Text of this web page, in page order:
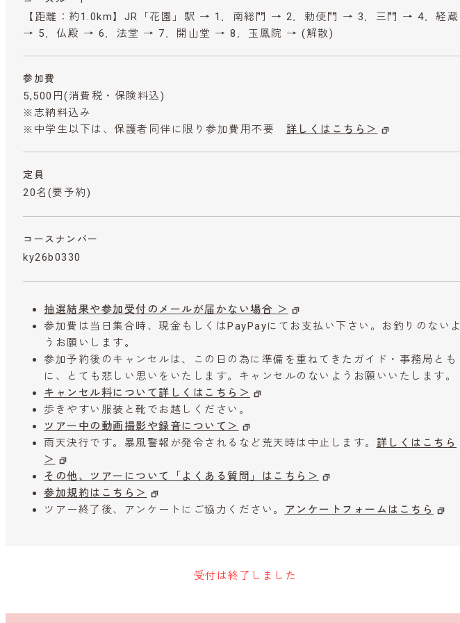
【距離：約1.0km】JR「花園」駅 → 1．南総門 → 2．勅使門 → 3．三門 → 4．経蔵
→ 5．仏殿 → 6．法堂 → 7．開山堂 → 8．玉鳳院 → (解散)
参加費
5,500円 (消費税・保険料込)
※志納料込み
※中学生以下は、保護者同伴に限り参加費用不要 詳しくはこちら＞
定員
20名(要予約)
コースナンバー
ky26b0330
抽選結果や参加受付のメールが届かない場合 ＞
参加費は当日集合時、現金もしくはPayPayにてお支払い下さい。お釣りのないよ
うお願いします。
参加予約後のキャンセルは、この日の為に準備を重ねてきたガイド・事務局とも
に、とても悲しい思いをいたします。キャンセルのないようお願いいたします。
キャンセル料について詳しくはこちら＞
歩きやすい服装と靴でお越しください。
ツアー中の動画撮影や録音について＞
雨天決行です。暴風警報が発令されるなど荒天時は中止します。 詳しくはこちら
＞
その他、ツアーについて「よくある質問」はこちら＞
参加規約はこちら＞
ツアー終了後、アンケートにご協力ください。
アンケートフォームはこちら
受付は終了しました